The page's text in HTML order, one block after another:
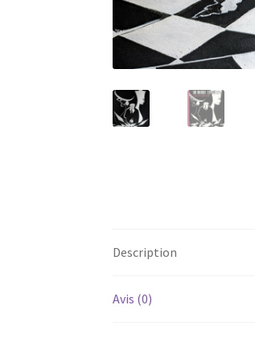
Description
Avis (0)